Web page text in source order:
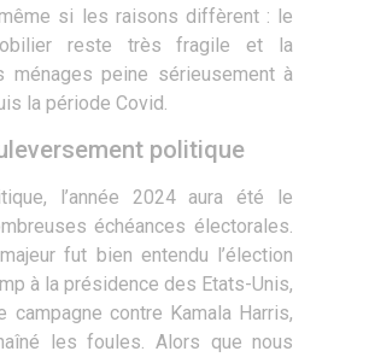
si les raisons diffèrent : le
reste très fragile et la
ménages peine sérieusement à
la période Covid.
politique
l’année 2024 aura été le
échéances électorales.
fut bien entendu l’élection
à la présidence des Etats-Unis,
campagne contre Kamala Harris,
les foules. Alors que nous